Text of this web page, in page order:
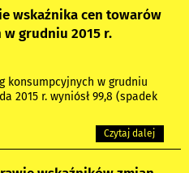
wskaźnika cen towarów
w grudniu 2015 r.
konsumpcyjnych w grudniu
2015 r. wyniósł 99,8 (spadek
Czytaj dalej